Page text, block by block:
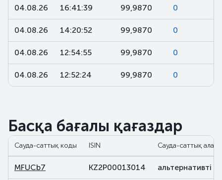
04.08.26 16:41:39 99,9870 0
04.08.26 14:20:52 99,9870 0
04.08.26 12:54:55 99,9870 0
04.08.26 12:52:24 99,9870 0
Басқа бағалы қағаздар
Сауда-саттық коды ISIN Сауда-саттық алаң
MFUCb7 KZ2P00013014 альтернативті